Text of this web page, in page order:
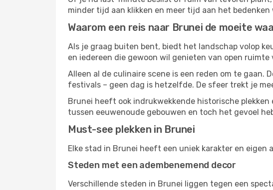
minder tijd aan klikken en meer tijd aan het
Waarom een reis naar Brunei de moeite
Als je graag buiten bent, biedt het landschap volop
en iedereen die gewoon wil genieten van open
Alleen al de culinaire scene is een reden om te gaan.
festivals – geen dag is hetzelfde. De sfeer trekt je
Brunei heeft ook indrukwekkende historische
tussen eeuwenoude gebouwen en toch het gevoel
Must-see plekken in Brunei
Elke stad in Brunei heeft een uniek karakter en
Steden met een adembenemend decor
Verschillende steden in Brunei liggen tegen een